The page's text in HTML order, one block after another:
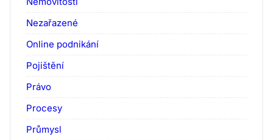
Nezařazené
Online podnikání
Pojištění
Právo
Procesy
Průmysl